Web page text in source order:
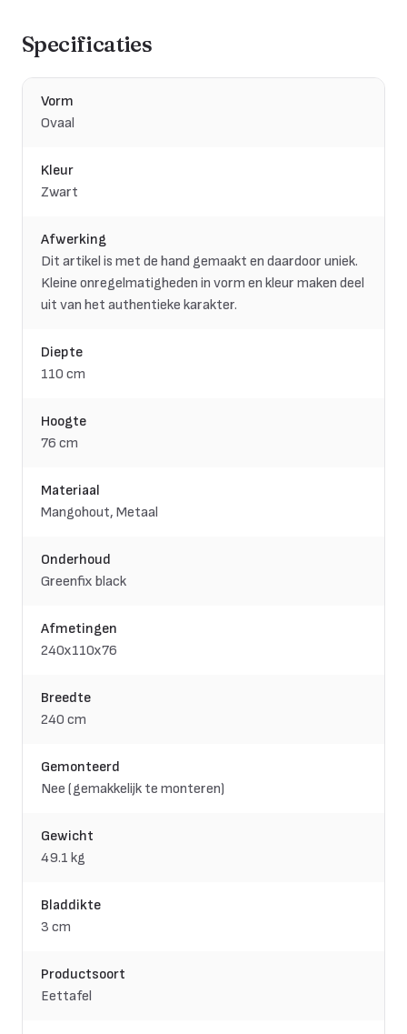
Specificaties
Vorm
Ovaal
Kleur
Zwart
Afwerking
Dit artikel is met de hand gemaakt en daardoor uniek.
Kleine onregelmatigheden in vorm en kleur maken deel
uit van het authentieke karakter.
Diepte
110 cm
Hoogte
76 cm
Materiaal
Mangohout, Metaal
Onderhoud
Greenfix black
Afmetingen
240x110x76
Breedte
240 cm
Gemonteerd
Nee (gemakkelijk te monteren)
Gewicht
49.1 kg
Bladdikte
3 cm
Productsoort
Eettafel